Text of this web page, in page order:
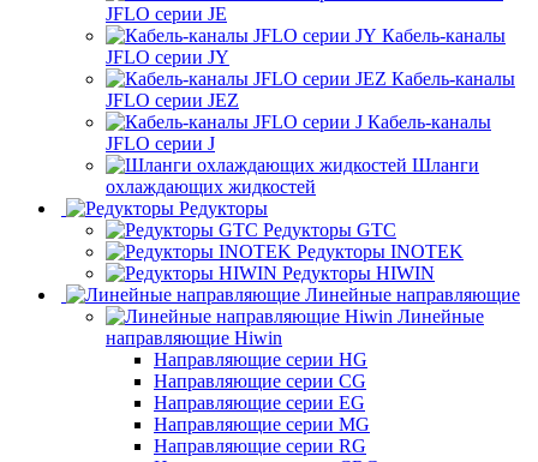
JFLO серии JE
Кабель-каналы
JFLO серии JY
Кабель-каналы
JFLO серии JEZ
Кабель-каналы
JFLO серии J
Шланги
охлаждающих жидкостей
Редукторы
Редукторы GTC
Редукторы INOTEK
Редукторы HIWIN
Линейные направляющие
Линейные
направляющие Hiwin
Направляющие серии HG
Направляющие серии CG
Направляющие серии EG
Направляющие серии MG
Направляющие серии RG